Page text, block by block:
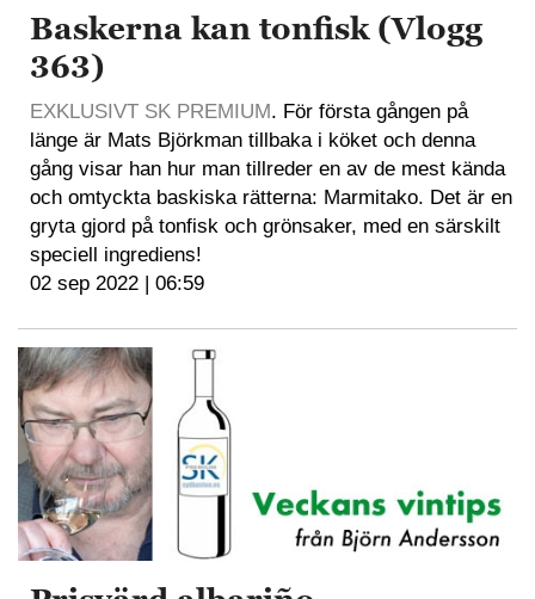
Baskerna kan tonfisk (Vlogg
363)
EXKLUSIVT SK PREMIUM. För första gången på
länge är Mats Björkman tillbaka i köket och denna
gång visar han hur man tillreder en av de mest kända
och omtyckta baskiska rätterna: Marmitako. Det är en
gryta gjord på tonfisk och grönsaker, med en särskilt
speciell ingrediens!
02 sep 2022 | 06:59